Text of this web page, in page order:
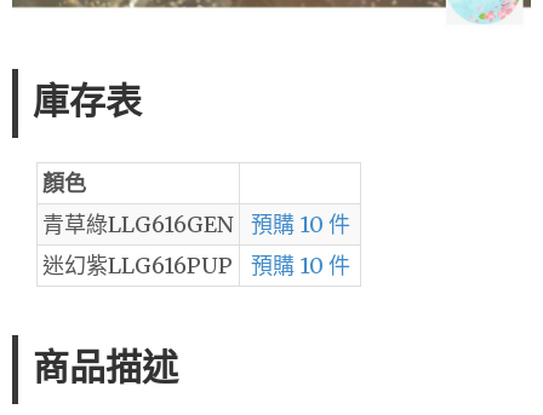
庫存表
顏色
青草綠LLG616GEN
預購 10 件
迷幻紫LLG616PUP
預購 10 件
商品描述